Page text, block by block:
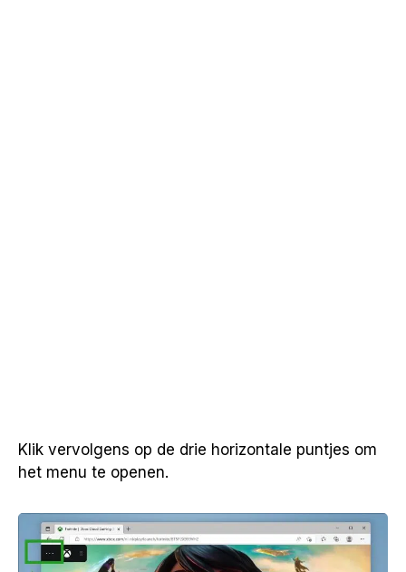
Klik vervolgens op de drie horizontale puntjes om
het menu te openen.